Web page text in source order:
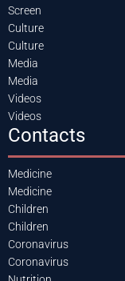
Screen
Culture
Culture
Media
Media
Videos
Videos
Contacts
Medicine
Medicine
Children
Children
Coronavirus
Coronavirus